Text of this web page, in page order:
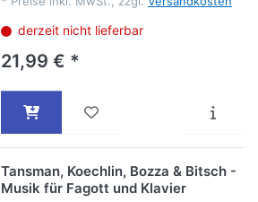
derzeit nicht lieferbar
21,99 € *
Tansman, Koechlin, Bozza & Bitsch -
Musik für Fagott und Klavier